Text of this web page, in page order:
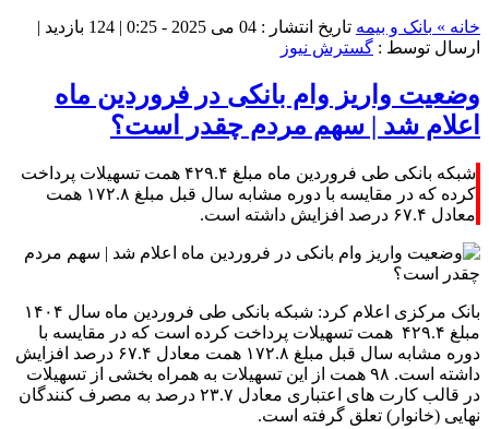
خانه » بانک و بیمه تاریخ انتشار : 04 می 2025 - 0:25 | 124 بازدید
|
ارسال توسط : گسترش نیوز
وضعیت واریز وام بانکی در فروردین ماه
اعلام شد | سهم مردم چقدر است؟
شبکه بانکی طی فروردین ماه مبلغ ۴۲۹.۴ همت تسهیلات پرداخت
کرده که در مقایسه با دوره مشابه سال قبل مبلغ ۱۷۲.۸ همت
معادل ۶۷.۴ درصد افزایش داشته است.
بانک مرکزی اعلام کرد: شبکه بانکی طی فروردین ماه سال ۱۴۰۴
مبلغ ۴۲۹.۴ همت تسهیلات پرداخت کرده است که در مقایسه با
دوره مشابه سال قبل مبلغ ۱۷۲.۸ همت معادل ۶۷.۴ درصد افزایش
داشته است. ۹۸ همت از این تسهیلات به همراه بخشی از تسهیلات
در قالب کارت های اعتباری معادل ۲۳.۷ درصد به مصرف کنندگان
نهایی (خانوار) تعلق گرفته است.